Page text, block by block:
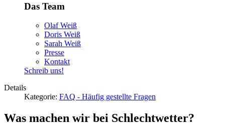
Das Team
Olaf Weiß
Doris Weiß
Sarah Weiß
Presse
Kontakt
Schreib uns!
Details
Kategorie: FAQ - Häufig gestellte Fragen
Was machen wir bei Schlechtwetter?